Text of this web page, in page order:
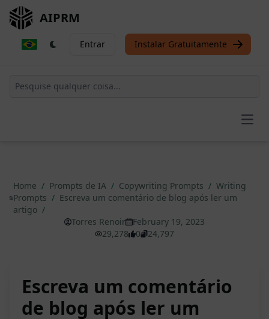
AIPRM
Entrar Instalar Gratuitamente
Home / Prompts de IA / Copywriting Prompts / Writing
Prompts / Escreva um comentário de blog após ler um
artigo /
Torres Renoir
February 19, 2023
29,278
0 24,797
Escreva um comentário
de blog após ler um